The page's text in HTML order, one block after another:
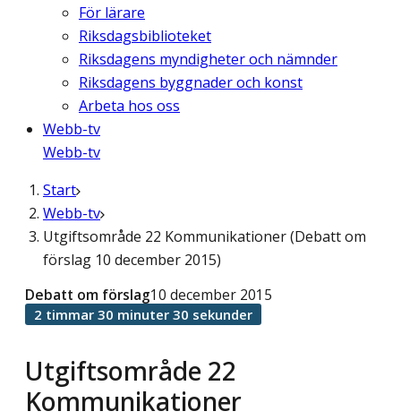
För lärare
Riksdagsbiblioteket
Riksdagens myndigheter och nämnder
Riksdagens byggnader och konst
Arbeta hos oss
Webb-tv
Webb-tv
Start
Webb-tv
Utgiftsområde 22 Kommunikationer (Debatt om
förslag 10 december 2015)
Utgiftsområde 22
Kommunikationer
Debatt om förslag10 december 2015
2 timmar 30 minuter 30 sekunder